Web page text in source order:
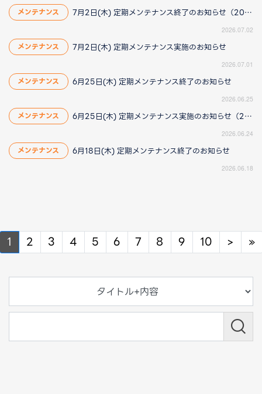
メンテナンス 7月2日(木) 定期メンテナンス終了のお知らせ（2026/7/2 16:25更新）
2026.07.02
メンテナンス 7月2日(木) 定期メンテナンス実施のお知らせ
2026.07.01
メンテナンス 6月25日(木) 定期メンテナンス終了のお知らせ
2026.06.25
メンテナンス 6月25日(木) 定期メンテナンス実施のお知らせ（2026/6/25 13:40更新）
2026.06.24
メンテナンス 6月18日(木) 定期メンテナンス終了のお知らせ
2026.06.18
1 2 3 4 5 6 7 8 9 10 > Next
»